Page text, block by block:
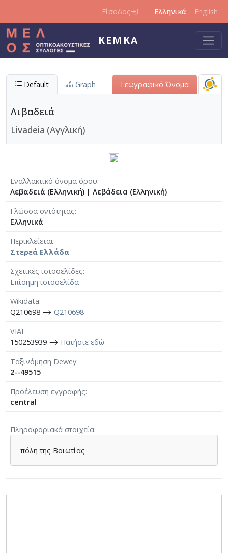
Είσοδος Ελληνικά English
ΚΕΜΚΑ
Default Graph Γεωγραφικό Όνομα
Λιβαδειά
Livadeia (Αγγλική)
Εναλλακτικό όνομα όρου
Λεβαδειά (Ελληνική) | Λεβάδεια (Ελληνική)
Γλώσσα οντότητας
Ελληνικά
Περικλείεται
Στερεά Ελλάδα
Σχετικές ιστοσελίδες
Επίσημη ιστοσελίδα
Wikidata
Q210698 ⟶ Q210698
VIAF
150253939 ⟶ Πατήστε εδώ
Ταξινόμηση Dewey
2--49515
Προέλευση εγγραφής
central
Πληροφοριακά στοιχεία
πόλη της Βοιωτίας